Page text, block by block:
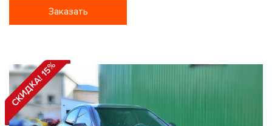
Заказать
СКИДКА! 15%